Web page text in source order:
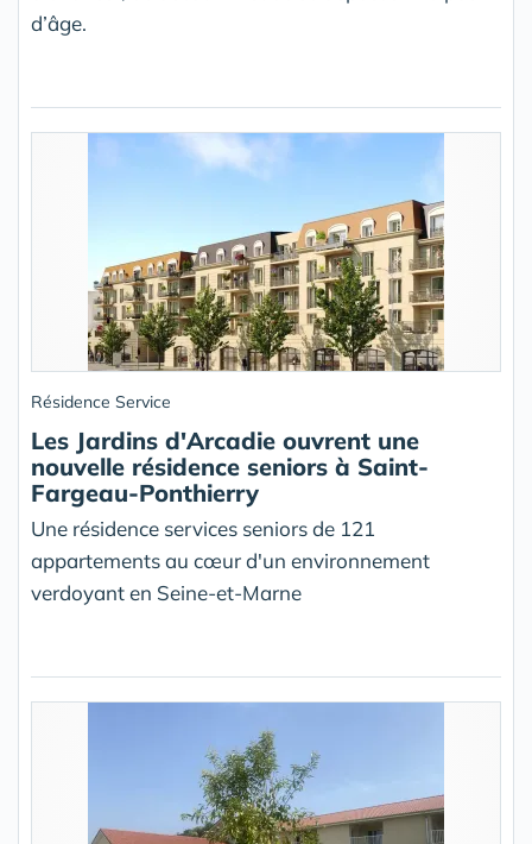
d’âge.
Résidence Service
Les Jardins d'Arcadie ouvrent une
nouvelle résidence seniors à Saint-
Fargeau-Ponthierry
Une résidence services seniors de 121
appartements au cœur d'un environnement
verdoyant en Seine-et-Marne